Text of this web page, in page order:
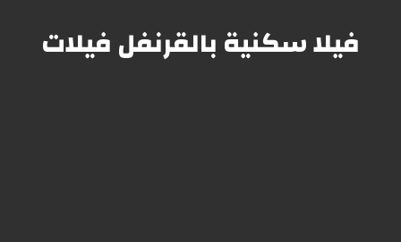
فيلا سكنية بالقرنفل فيلات